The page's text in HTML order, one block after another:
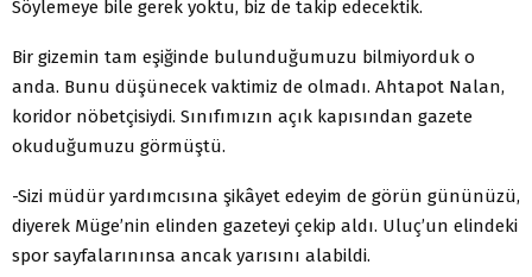
Söylemeye bile gerek yoktu, biz de takip edecektik.
Bir gizemin tam eşiğinde bulunduğumuzu bilmiyorduk o
anda. Bunu düşünecek vaktimiz de olmadı. Ahtapot Nalan,
koridor nöbetçisiydi. Sınıfımızın açık kapısından gazete
okuduğumuzu görmüştü.
-Sizi müdür yardımcısına şikâyet edeyim de görün gününüzü,
diyerek Müge’nin elinden gazeteyi çekip aldı. Uluç’un elindeki
spor sayfalarınınsa ancak yarısını alabildi.